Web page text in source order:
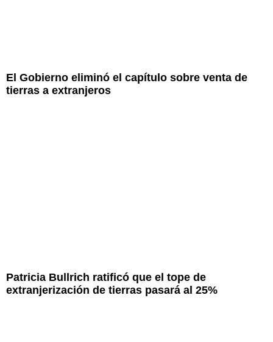
El Gobierno eliminó el capítulo sobre venta de
tierras a extranjeros
Patricia Bullrich ratificó que el tope de
extranjerización de tierras pasará al 25%